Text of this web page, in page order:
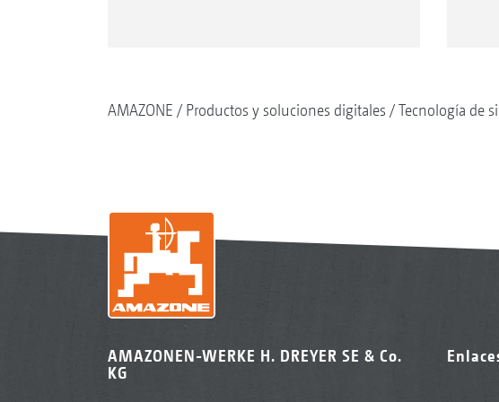
AMAZONE Productos y soluciones digitales Tecnología de
AMAZONEN-WERKE H. DREYER SE & Co.
KG